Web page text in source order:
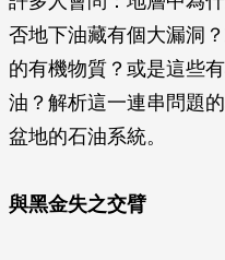
否地下油藏有個大漏洞
的有機物質？或是這些
油？解析這一連串問題
盆地的石油系統。
與黑金失之交臂